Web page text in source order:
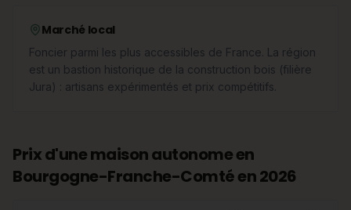
Marché local
Foncier parmi les plus accessibles de France. La région
est un bastion historique de la construction bois (filière
Jura) : artisans expérimentés et prix compétitifs.
Prix d'une maison autonome en
Bourgogne-Franche-Comté en 2026